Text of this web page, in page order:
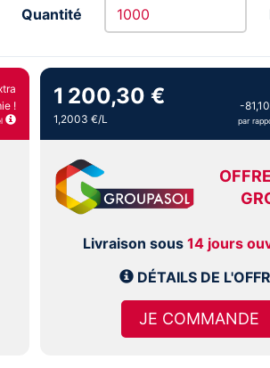
Quantité
!
1 200,30 €
1,2003 €/L
-
par
Livraison sous 14 jours
DÉTAILS DE
JE COMMANDE